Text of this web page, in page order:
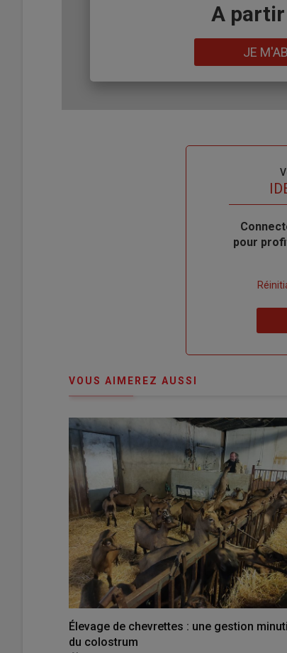
A
JE
Body
pour
compte"
VOUS AIMEREZ AUSSI
Élevage de chevrettes : une gestion
du colostrum